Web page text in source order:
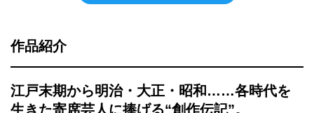
作品紹介
江戸末期から明治・大正・昭和……各時代を
生きた寄席芸人に捧げる“創作伝記”。